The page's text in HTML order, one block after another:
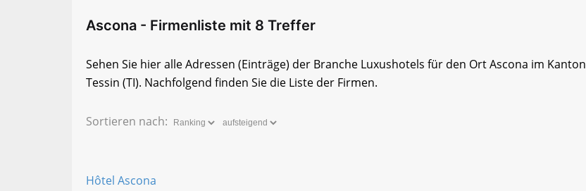
Ascona - Firmenliste mit 8 Treffer
Sehen Sie hier alle Adressen (Einträge) der Branche Luxushotels für den Ort Ascona im Kanton
Tessin (TI). Nachfolgend finden Sie die Liste der Firmen.
Sortieren nach:
Hôtel Ascona